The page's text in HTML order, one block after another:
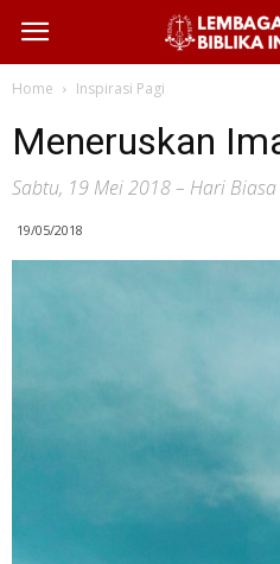
Home Inspirasi Pagi
Meneruskan
Sabtu, 19 Mei 2018 – Hari Biasa
19/05/2018